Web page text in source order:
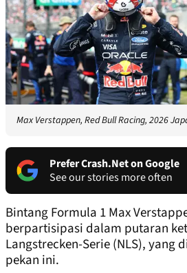
Max Verstappen, Red Bull Racing, 2026
Prefer Crash.Net on Google
See our stories more often
Bintang Formula 1 Max
berpartisipasi dalam putaran
Langstrecken-Serie (NLS), yang
pekan ini.